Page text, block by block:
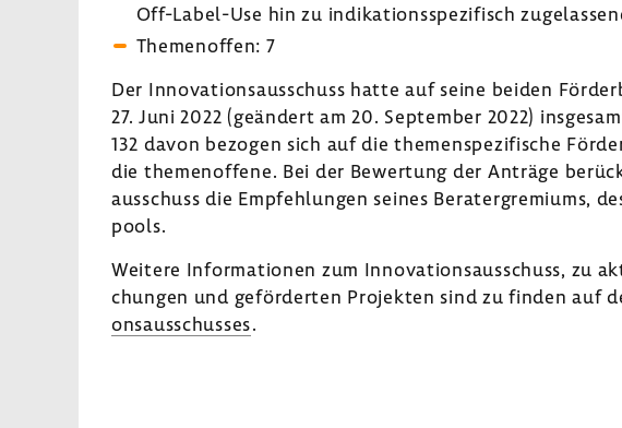
Off-​Label-Use hin zu indi­ka­ti­ons­spe­zi­fisch
Themen­offen: 7
Der Inno­va­ti­ons­aus­schuss hatte auf seine beiden
27. Juni 2022 (geän­dert am 20. September 2022)
132 davon bezogen sich auf die themen­spe­zi­fi­sche
die themen­of­fene. Bei der Bewer­tung der Anträge
aus­schuss die Empfeh­lungen seines Bera­ter­gre­miums,
pools.
Weitere Infor­ma­tionen zum Inno­va­ti­ons­aus­schuss, zu
chungen und geför­derten Projekten sind zu finden auf
ons­aus­schusses.